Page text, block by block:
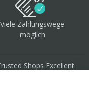
Viele Zahlungswege
möglich